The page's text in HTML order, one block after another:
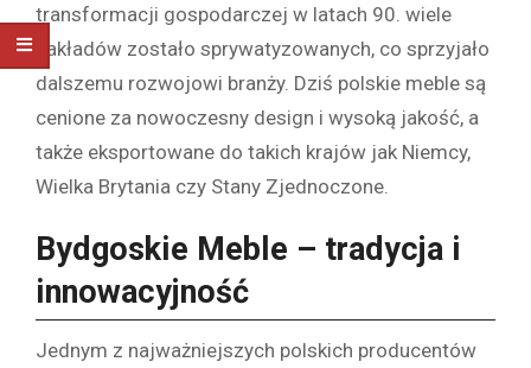
transformacji gospodarczej w latach 90. wiele
zakładów zostało sprywatyzowanych, co sprzyjało
dalszemu rozwojowi branży. Dziś polskie meble są
cenione za nowoczesny design i wysoką jakość, a
także eksportowane do takich krajów jak Niemcy,
Wielka Brytania czy Stany Zjednoczone.
Bydgoskie Meble – tradycja i
innowacyjność
Jednym z najważniejszych polskich producentów